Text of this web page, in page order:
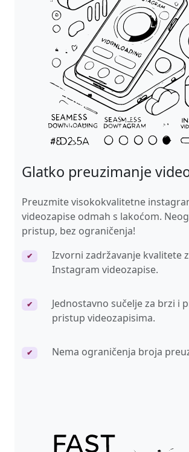
Glatko preuzimanje
Preuzmite visokokvalitetne
videozapise odmah s lakoćom.
pristup, bez ograničenja!
✔
Izvorni zadržavanje kvalitete
Instagram videozapise.
✔
Jednostavno sučelje za brzi i
pristup videozapisima.
✔ Nema ograničenja broja